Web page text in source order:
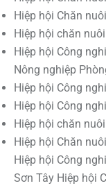
Hiệp hội Chăn
Hiệp hội chăn
Hiệp hội Công
Nông nghiệp
Hiệp hội Công
Hiệp hội Công
Hiệp hội chăn
Hiệp hội Chăn
Hiệp hội Công
Sơn Tây Hiệp hội